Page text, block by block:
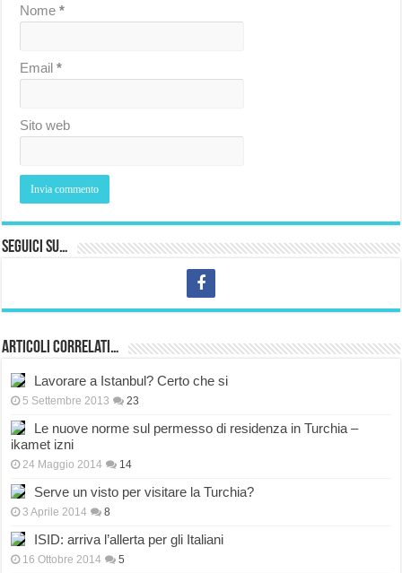
Nome*
Email*
Sito web
Seguici su…
Articoli correlati…
Lavorare a Istanbul? Certo che si
5 Settembre 2013 23
Le nuove norme sul permesso di residenza in Turchia –
ikamet izni
24 Maggio 2014 14
Serve un visto per visitare la Turchia?
3 Aprile 2014 8
ISID: arriva l’allerta per gli Italiani
16 Ottobre 2014 5